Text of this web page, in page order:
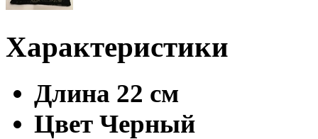
Характеристики
Длина 22 см
Цвет Черный